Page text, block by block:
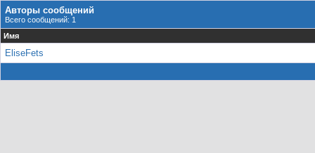
Авторы сообщений
Всего сообщений: 1
Имя
EliseFets